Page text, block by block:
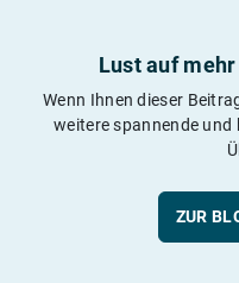
Lust auf
Wenn Ihnen dieser
weitere spannende
ZUR